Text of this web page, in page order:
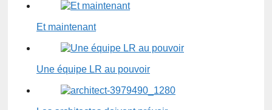
Et maintenant
Une équipe LR au pouvoir